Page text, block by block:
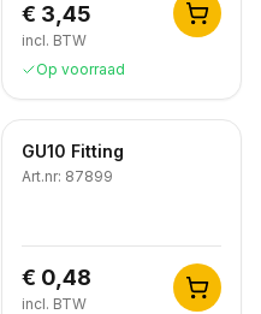
€ 3,45
incl. BTW
Op voorraad
GU10 Fitting
Art.nr: 87899
€ 0,48
incl. BTW